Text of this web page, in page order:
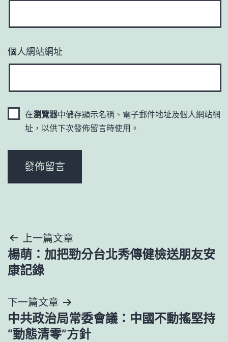
個人網站網址
在瀏覽器中儲存顯示名稱、電子郵件地址及個人網站網
址，以供下次發佈留言時使用。
文
章
覽
上一篇文章
楊萌：加把勁分台北秀傳健檢送朋友安
康記錄
下一篇文章
中共政治局常委會議：中國不動搖堅持
“動態清零”方針